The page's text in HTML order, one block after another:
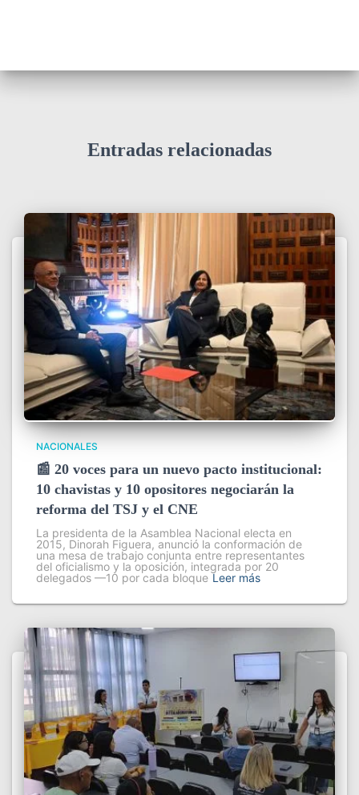
Entradas relacionadas
NACIONALES
📰 20 voces para un nuevo pacto institucional:
10 chavistas y 10 opositores negociarán la
reforma del TSJ y el CNE
La presidenta de la Asamblea Nacional electa en
2015, Dinorah Figuera, anunció la conformación de
una mesa de trabajo conjunta entre representantes
del oficialismo y la oposición, integrada por 20
delegados —10 por cada bloque Leer más